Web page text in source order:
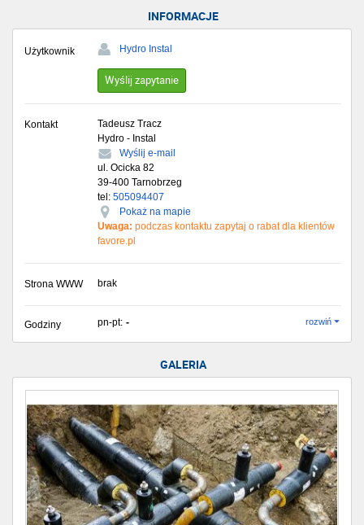
INFORMACJE
Użytkownik Hydro Instal
Wyślij zapytanie
Kontakt
Tadeusz Tracz
Hydro - Instal
Wyślij e-mail
ul. Ocicka 82
39-400 Tarnobrzeg
tel: 505094407
Pokaż na mapie
Uwaga: podczas kontaktu zapytaj o rabat dla klientów
favore.pl
Strona WWW brak
Godziny pn-pt: - rozwiń
GALERIA